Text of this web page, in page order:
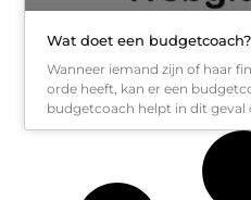
Wat doet een budgetcoach?
Wanneer iemand zijn of haar
orde heeft, kan er een
budgetcoach helpt in dit geval